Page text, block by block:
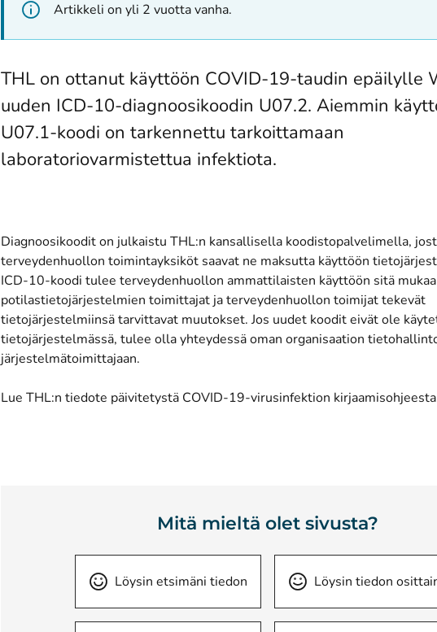
Artikkeli on yli 2 vuotta vanha.
THL on ottanut käyttöön COVID-19-taudin epäilylle
uuden ICD-10-diagnoosikoodin U07.2. Aiemmin
U07.1-koodi on tarkennettu tarkoittamaan
laboratoriovarmistettua infektiota.
Diagnoosikoodit on julkaistu THL:n kansallisella koodistopalvelimella,
terveydenhuollon toimintayksiköt saavat ne maksutta käyttöön
ICD-10-koodi tulee terveydenhuollon ammattilaisten käyttöön sitä
potilastietojärjestelmien toimittajat ja terveydenhuollon toimijat tekevät
tietojärjestelmiinsä tarvittavat muutokset. Jos uudet koodit eivät ole
tietojärjestelmässä, tulee olla yhteydessä oman organisaation
järjestelmätoimittajaan.
Lue THL:n tiedote päivitetystä COVID-19-virusinfektion
Mitä mieltä olet sivusta?
Löysin etsimäni tiedon Löysin tiedon